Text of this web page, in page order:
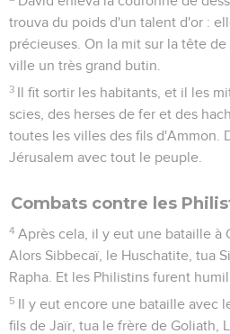
trouva du poids d'un talent d'or :
précieuses. On la mit sur la tête
ville un très grand butin.
3 Il fit sortir les habitants, et il les
scies, des herses de fer et des
toutes les villes des fils d'Ammon.
Jérusalem avec tout le peuple.
Combats contre les
4 Après cela, il y eut une bataille à
Alors Sibbecaï, le Huschatite, tua
Rapha. Et les Philistins furent
5 Il y eut encore une bataille avec
fils de Jaïr, tua le frère de Goliath,